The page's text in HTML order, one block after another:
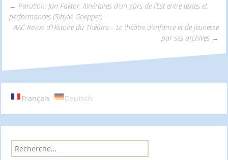
Navigation
des
articles
← Parution: Jan Faktor. Itinéraires d’un gars de l’Est entre textes et
performances (Sibylle Goepper)
AAC Revue d’Histoire du Théâtre – Le théâtre d’enfance et de jeunesse
par ses archives →
Français Deutsch
R
e